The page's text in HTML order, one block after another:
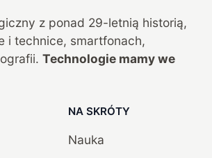
z ponad 29-letnią historią,
i technice, smartfonach,
Technologie mamy we
NA SKRÓTY
Nauka